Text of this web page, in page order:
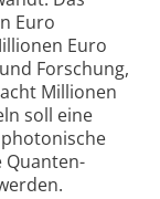
Euro
Euro
Forschung,
Millionen
soll eine
Quanten­